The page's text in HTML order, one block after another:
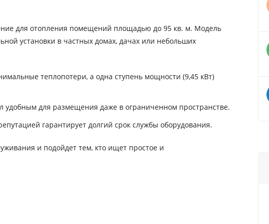
для отопления помещений площадью до 95 кв. м. Модель
установки в частных домах, дачах или небольших
теплопотери, а одна ступень мощности (9,45 кВт)
для размещения даже в ограниченном пространстве.
гарантирует долгий срок службы оборудования.
и подойдет тем, кто ищет простое и